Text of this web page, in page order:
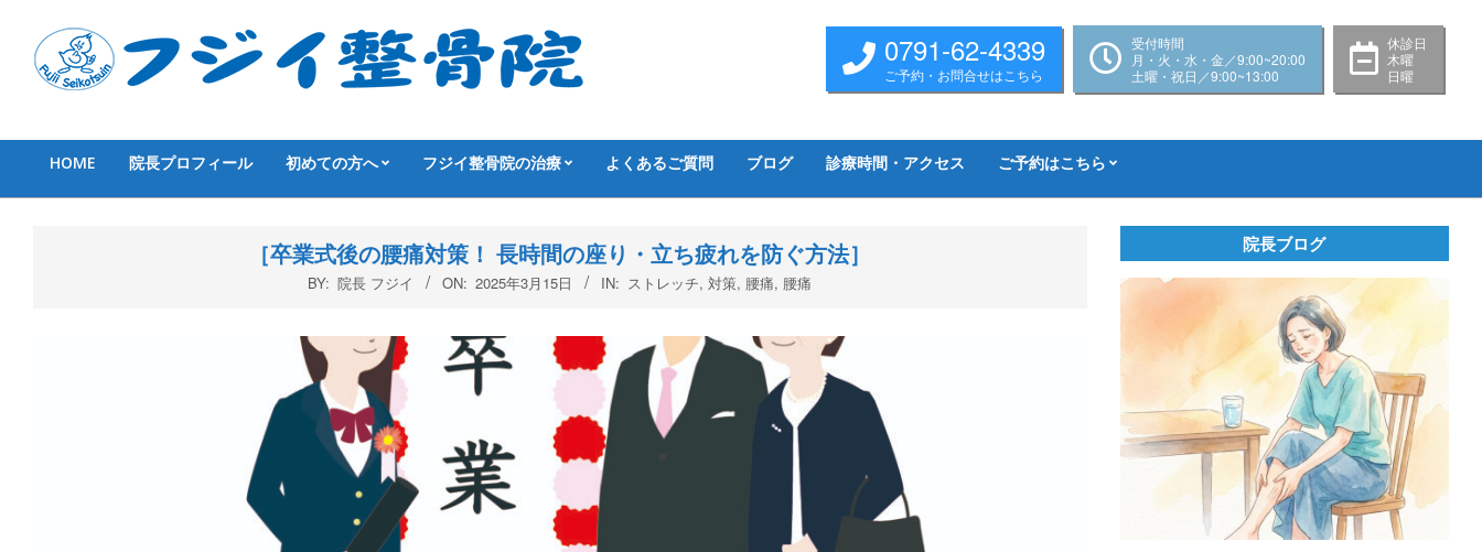
content
0791-62-4339
ご予約・お問合せはこちら
受付時間
月・火・水・金／9:00~20:00
土曜・祝日／9:00~13:00
休診日
木曜
日曜
Navigation
HOME 院長プロフィール 初めての方へ フジイ整骨院の治療 よくあるご質問 ブログ 診療時間・アクセス ご予約はこちら
［卒業式後の腰痛対策！ 長時間の座り・立ち疲れを防ぐ方法］
BY: 院長 フジイ ON: 2025年3月15日 IN: ストレッチ,対策, 腰痛, 腰痛
院長ブログ